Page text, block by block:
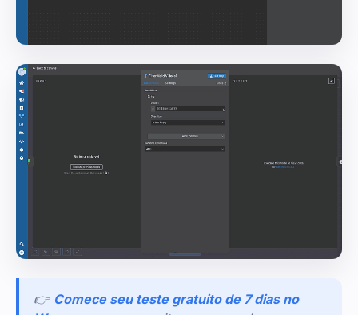
👉 Comece seu teste gratuito de 7 dias no